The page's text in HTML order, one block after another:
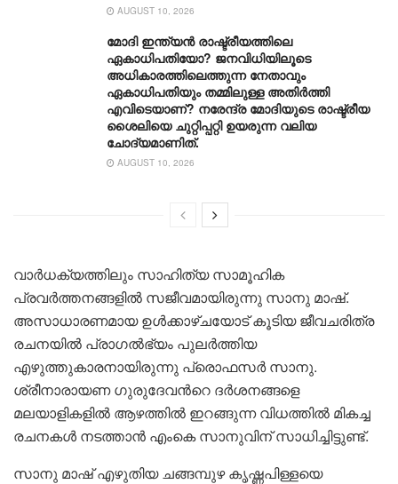
AUGUST 10, 2026
മോദി ഇന്ത്യൻ രാഷ്ട്രീയത്തിലെ
ഏകാധിപതിയോ? ജനവിധിയിലൂടെ
അധികാരത്തിലെത്തുന്ന നേതാവും
ഏകാധിപതിയും തമ്മിലുള്ള അതിർത്തി
എവിടെയാണ്? നരേന്ദ്ര മോദിയുടെ രാഷ്ട്രീയ
ശൈലിയെ ചുറ്റിപ്പറ്റി ഉയരുന്ന വലിയ
ചോദ്യമാണിത്.
AUGUST 10, 2026
വാര്‍ധക്യത്തിലും സാഹിത്യ സാമൂഹിക
പ്രവര്‍ത്തനങ്ങളില്‍ സജീവമായിരുന്നു സാനു മാഷ്.
അസാധാരണമായ ഉൾക്കാഴ്ചയോട് കൂടിയ ജീവചരിത്ര
രചനയില്‍ പ്രാഗല്‍ഭ്യം പുലര്‍ത്തിയ
എഴുത്തുകാരനായിരുന്നു പ്രൊഫസര്‍ സാനു.
ശ്രീനാരായണ ഗുരുദേവന്‍റെ ദര്‍ശനങ്ങളെ
മലയാളികളില്‍ ആഴത്തില്‍ ഇറങ്ങുന്ന വിധത്തില്‍ മികച്ച
രചനകൾ നടത്താന്‍ എംകെ സാനുവിന് സാധിച്ചിട്ടുണ്ട്.
സാനു മാഷ് എഴുതിയ ചങ്ങമ്പുഴ കൃഷ്ണപിള്ളയെ